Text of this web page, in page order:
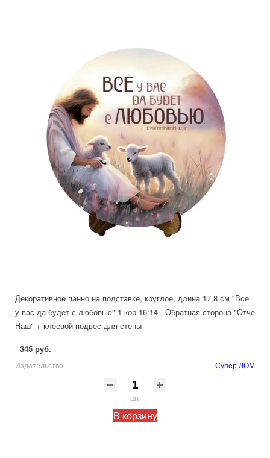
Декоративное панно на подставке, круглое, длина 17,8 см "Все
у вас да будет с любовью" 1 кор 16:14 . Обратная сторона "Отче
Наш" + клеевой подвес для стены
345 руб.
Издательство Супер ДОМ
шт
В корзину